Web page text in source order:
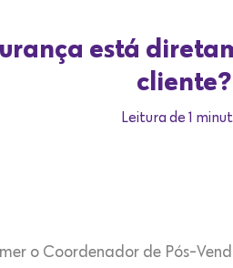
está
cliente?
Leitura de 1
o Coordenador de Pós-